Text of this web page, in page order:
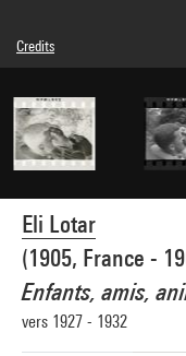
Eli Lotar
(1905, France -
Enfants, amis,
vers 1927 - 1932
Credits
© Eli Lotar
Image reference : 4G26989
Image presentation :